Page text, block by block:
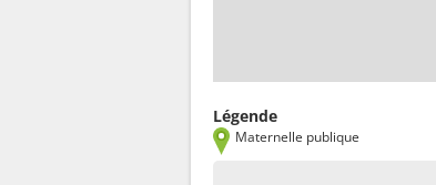
Légende
Maternelle publique